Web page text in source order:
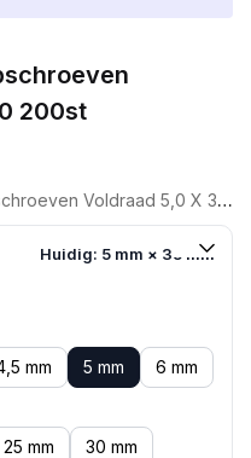
200st
Voldraad 5,0 X 35 TX-20 200st
Huidig: 5 mm × 35 mm
mm 5 mm 6 mm
25 mm
30 mm